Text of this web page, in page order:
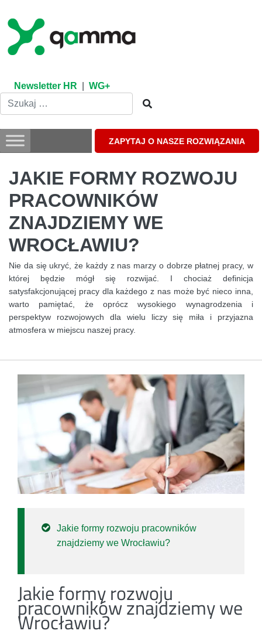
content
Newsletter HR WG+
ZAPYTAJ O NASZE ROZWIĄZANIA
JAKIE FORMY ROZWOJU
PRACOWNIKÓW
ZNAJDZIEMY WE
WROCŁAWIU?
Nie da się ukryć, że każdy z nas marzy o dobrze płatnej pracy, w
której będzie mógł się rozwijać. I chociaż definicja
satysfakcjonującej pracy dla każdego z nas może być nieco inna,
warto pamiętać, że oprócz wysokiego wynagrodzenia i
perspektyw rozwojowych dla wielu liczy się miła i przyjazna
atmosfera w miejscu naszej pracy.
Jakie formy rozwoju pracowników
znajdziemy we Wrocławiu?
Jakie formy rozwoju
pracowników znajdziemy we
Wrocławiu?